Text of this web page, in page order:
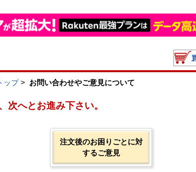
ップ> お問い合わせやご意見について
次へとお進み下さい。
注文後のお困りごとに対
するご意見